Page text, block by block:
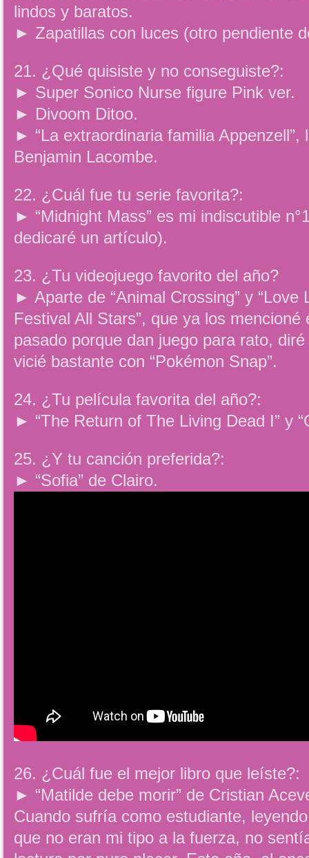
lindos y baratos.
► Zapatillas con luces (otro pendiente
21. ¿Qué quisiste y no conseguiste?:
► Super Sonico Nurse figure Pink ver.
► Divoom Ditoo.
► “La extraordinaria familia Appenzell”,
Benjamin Lacombe.
22. ¿Cuál fue tu serie favorita?:
► “Midnight Mass” es mi indiscutible
dedicaré un artículo).
23. ¿Tu videojuego favorito del año?
► Aparte de “Animal Crossing” y “Love
Festival All Stars”, que ya los mencioné
pasado porque dan juego para rato,
vicié bastante con “Pokémon Snap”.
24. ¿Tu película favorita del año?:
► “The Return of The Living Dead I” y
25. ¿Y tu canción preferida?:
► “Sofia” de Clairo.
26. ¿Cuál fue el mejor libro que leíste?:
► “Matilde debe morir” de Cristian
Cuando sufría como estudiante,
que no eran mi tipo a la fuerza, no